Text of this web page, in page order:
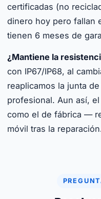
certificadas (no
dinero hoy pero fallan
tienen 6 meses de
¿Mantiene la
con IP67/IP68, al
reaplicamos la junta
profesional. Aun así,
como el de fábrica —
móvil tras la